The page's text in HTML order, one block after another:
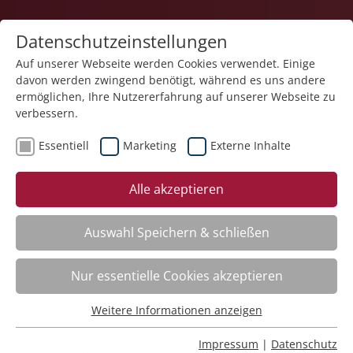
1
Veranstaltung "Trauma verstehen" (Nr. 06) wurde in
den Warenkorb gelegt.
Achtsame Berührung – neueste Forschungen
Nr.:
261402
Mo.12.10.2026, 9.00 Uhr
Wo:
Schloss Liebenau
Anmeldung auf Warteliste
Datenschutzeinstellungen
Auf unserer Webseite werden Cookies verwendet. Einige
davon werden zwingend benötigt, während es uns andere
ermöglichen, Ihre Nutzererfahrung auf unserer Webseite zu
verbessern.
Essentiell Marketing Externe Inhalte
Alle akzeptieren
Auswahl Speichern & schließen
Nur essentielle Cookies akzeptieren
Essentielle Cookies werden für grundlegende Funktionen
Weitere Informationen anzeigen
Impressum | Datenschutz